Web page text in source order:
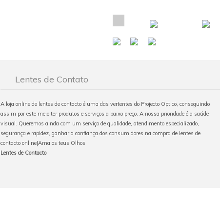
Lentes de Contato
A loja online de lentes de contacto é uma das vertentes do Projecto Optico, conseguindo
assim por este meio ter produtos e serviços a baixo preço. A nossa prioridade é a saúde
visual. Queremos ainda com um serviço de qualidade, atendimento especializado,
segurança e rapidez, ganhar a confiança dos consumidores na compra de lentes de
contacto online|Ama os teus Olhos
Lentes de Contacto